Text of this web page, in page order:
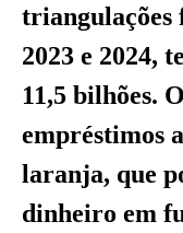
triangulações
2023 e 2024,
11,5 bilhões.
empréstimos
laranja, que
dinheiro em